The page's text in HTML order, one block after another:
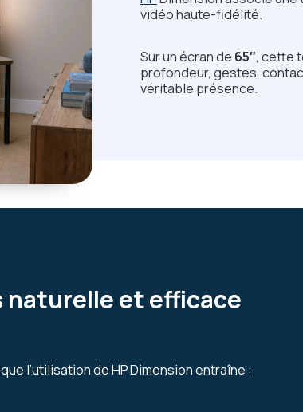
vidéo haute-fidélité.
Sur un écran de 65″, cette
profondeur, gestes,
véritable présence.
naturelle et efficace
l’utilisation de HP Dimension entraîne :